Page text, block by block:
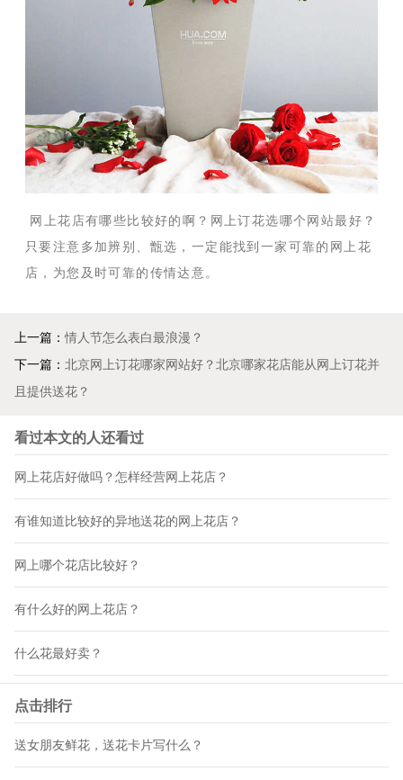
网上花店有哪些比较好的啊？网上订花选哪个网站最好？
只要注意多加辨别、甑选，一定能找到一家可靠的网上花
店，为您及时可靠的传情达意。
上一篇：情人节怎么表白最浪漫？
下一篇： 北京网上订花哪家网站好？北京哪家花店能从网上订花并
且提供送花？
看过本文的人还看过
网上花店好做吗？怎样经营网上花店？
有谁知道比较好的异地送花的网上花店？
网上哪个花店比较好？
有什么好的网上花店？
什么花最好卖？
点击排行
送女朋友鲜花，送花卡片写什么？